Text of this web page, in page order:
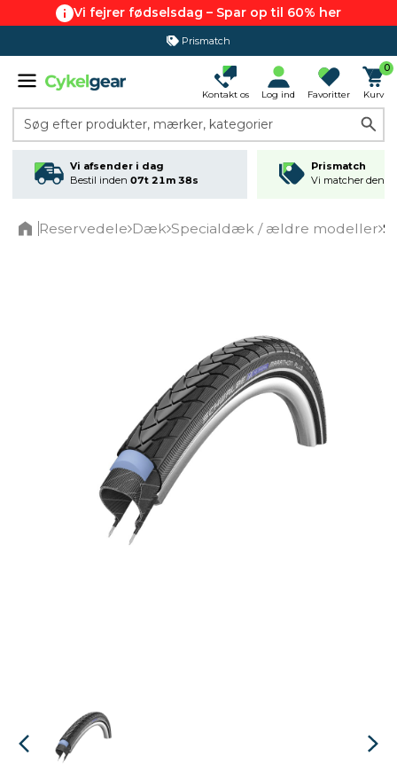
Vi fejrer fødselsdag – Spar op til 60% her
Prismatch
Kontakt os Log ind Favoritter
0
Kurv
Søg efter produkter, mærker, kategorier
Vi afsender i dag
Bestil inden 07t 21m 38s
Prismatch
Vi matcher den
Reservedele Dæk Specialdæk / ældre modeller